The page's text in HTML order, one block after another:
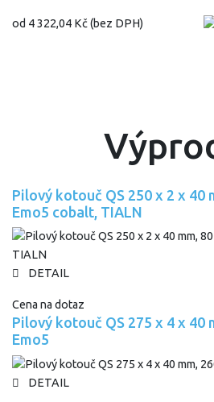
od 4 322,04 Kč (bez DPH)
Pilový kotouč QS 250 x 2 x 40
Emo5 cobalt, TIALN
DETAIL
Cena na dotaz
Pilový kotouč QS 275 x 4 x 40
Emo5
DETAIL